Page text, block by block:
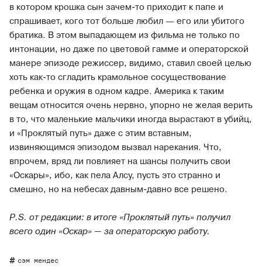
в котором крошка сын зачем-то приходит к папе и
спрашивает, кого тот больше любил — его или убитого
братика. В этом выпадающем из фильма не только по
интонации, но даже по цветовой гамме и операторской
манере эпизоде режиссер, видимо, ставил своей целью
хоть как-то сгладить крамольное сосуществование
ребенка и оружия в одном кадре. Америка к таким
вещам относится очень нервно, упорно не желая верить
в то, что маленькие мальчики иногда вырастают в убийц,
и «Проклятый путь» даже с этим вставным,
извиняющимся эпизодом вызвал нарекания. Что,
впрочем, вряд ли повлияет на шансы получить свои
«Оскары», ибо, как пела Алсу, пусть это странно и
смешно, но на небесах давным-давно все решено.
P.S. от редакции: в итоге «Проклятый путь» получил
всего один «Оскар» — за операторскую работу.
сэм мендес